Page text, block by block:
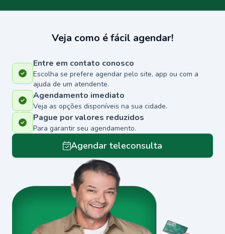
Veja como é fácil agendar!
Entre em contato conosco
Escolha se prefere agendar pelo site, app ou com a
ajuda de um atendente.
Agendamento imediato
Veja as opções disponíveis na sua cidade.
Pague por valores reduzidos
Para garantir seu agendamento.
Agendar teleconsulta